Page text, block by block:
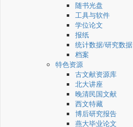
随书光盘
工具与软件
学位论文
报纸
统计数据/研究数据
档案
特色资源
古文献资源库
北大讲座
晚清民国文献
西文特藏
博后研究报告
燕大毕业论文